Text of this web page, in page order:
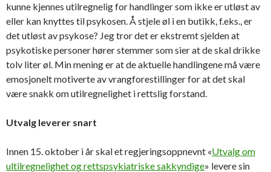
kunne kjennes utilregnelig for handlinger som ikke er utløst av
eller kan knyttes til psykosen. Å stjele øl i en butikk, f.eks., er
det utløst av psykose? Jeg tror det er ekstremt sjelden at
psykotiske personer hører stemmer som sier at de skal drikke
tolv liter øl. Min mening er at de aktuelle handlingene må være
emosjonelt motiverte av vrangforestillinger for at det skal
være snakk om utilregnelighet i rettslig forstand.
Utvalg leverer snart
Innen 15. oktober i år skal et regjeringsoppnevnt «Utvalg om
ultilregnelighet og rettspsykiatriske sakkyndige» levere sin